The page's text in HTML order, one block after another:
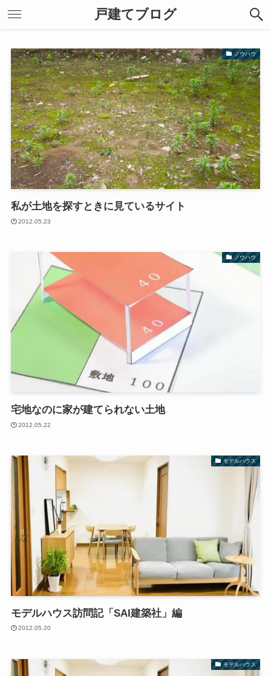
戸建てブログ
ノウハウ
私が土地を探すときに見ているサイト
2012.05.23
ノウハウ
宅地なのに家が建てられない土地
2012.05.22
モデルハウス
モデルハウス訪問記「SAI建築社」編
2012.05.20
モデルハウス